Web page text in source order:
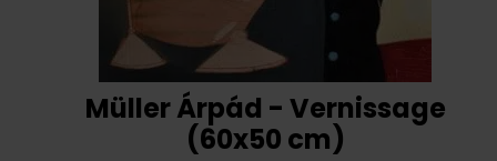
Müller Árpád - Vernissage
(60x50 cm)